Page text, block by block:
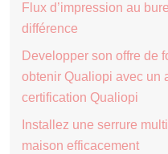
Flux d’impression au
différence
Developper son offre de
obtenir Qualiopi avec un
certification Qualiopi
Installez une serrure
maison efficacement